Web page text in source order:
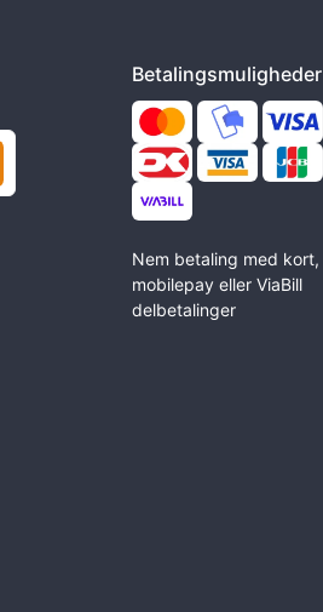
Betalingsmuligheder
Nem betaling med kort,
mobilepay eller ViaBill
delbetalinger